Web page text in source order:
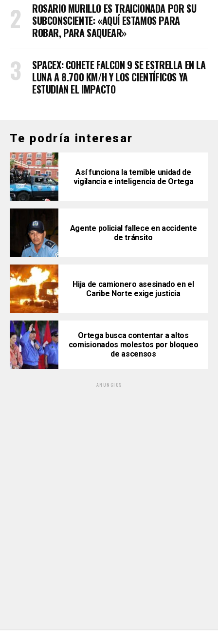
ROSARIO MURILLO ES TRAICIONADA POR SU
SUBCONSCIENTE: «AQUÍ ESTAMOS PARA
ROBAR, PARA SAQUEAR»
SPACEX: COHETE FALCON 9 SE ESTRELLA EN LA
LUNA A 8.700 KM/H Y LOS CIENTÍFICOS YA
ESTUDIAN EL IMPACTO
Te podría interesar
Así funciona la temible unidad de
vigilancia e inteligencia de Ortega
Agente policial fallece en accidente
de tránsito
Hija de camionero asesinado en el
Caribe Norte exige justicia
Ortega busca contentar a altos
comisionados molestos por bloqueo
de ascensos
ANUNCIOS